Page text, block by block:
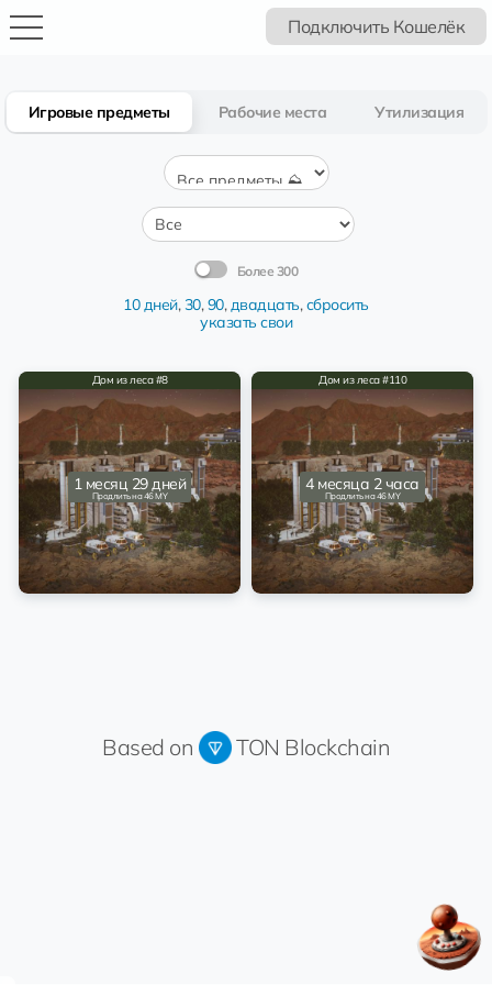
Подключить Кошелёк
Игровые предметы Рабочие места Утилизация
Более 300
10 дней,30,90,двадцать,сбросить
указать свои
Дом из леса #8
1 месяц 29 дней
Продлить на 46 MY
Дом из леса #110
4 месяца 2 часа
Продлить на 46 MY
Based on TON Blockchain